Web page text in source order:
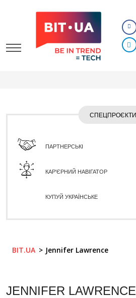
СПЕЦПРОЄКТИ
ПАРТНЕРСЬКІ
КАР'ЄРНИЙ НАВІГАТОР
КУПУЙ УКРАЇНСЬКЕ
BIT.UA Jennifer Lawrence
JENNIFER LAWRENCE